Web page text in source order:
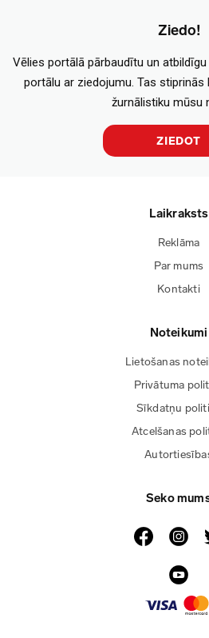
Ziedo!
Vēlies portālā pārbaudītu un
portālu ar ziedojumu. Tas stiprinās
žurnālistiku mūsu
ZIEDOT
Laikraksts
Reklāma
Par mums
Kontakti
Noteikumi
Lietošanas
Privātuma
Sīkdatņu
Atcelšanas
Seko